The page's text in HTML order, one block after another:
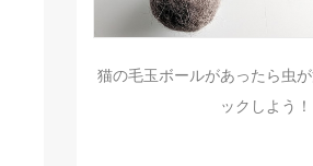
猫の毛玉ボールがあったら虫
ックしよう！